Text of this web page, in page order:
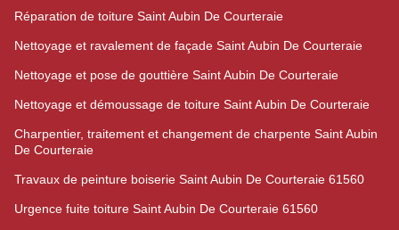
Réparation de toiture Saint Aubin De Courteraie
Nettoyage et ravalement de façade Saint Aubin De Courteraie
Nettoyage et pose de gouttière Saint Aubin De Courteraie
Nettoyage et démoussage de toiture Saint Aubin De Courteraie
Charpentier, traitement et changement de charpente Saint Aubin
De Courteraie
Travaux de peinture boiserie Saint Aubin De Courteraie 61560
Urgence fuite toiture Saint Aubin De Courteraie 61560